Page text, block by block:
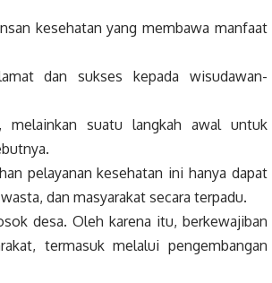
kesehatan yang membawa manfaat
dan sukses kepada wisudawan-
melainkan suatu langkah awal untuk
pelayanan kesehatan ini hanya dapat
dan masyarakat secara terpadu.
desa. Oleh karena itu, berkewajiban
termasuk melalui pengembangan